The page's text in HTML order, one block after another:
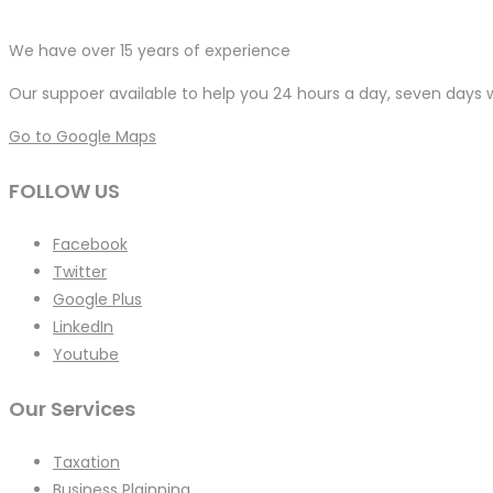
We have over 15 years of experience
Our suppoer available to help you 24 hours a day, seven days
Go to Google Maps
FOLLOW US
Facebook
Twitter
Google Plus
LinkedIn
Youtube
Our Services
Taxation